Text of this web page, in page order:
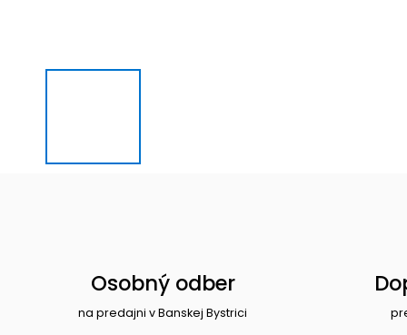
Osobný odber
na predajni v Banskej Bystrici